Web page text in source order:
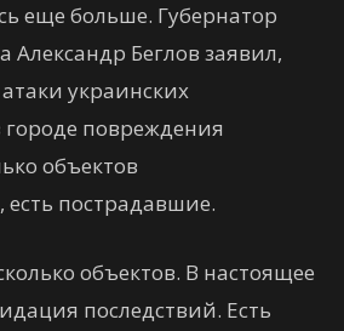
еще больше. Губернатор
Александр Беглов заявил,
украинских
повреждения
объектов
пострадавшие.
объектов. В настоящее
последствий. Есть